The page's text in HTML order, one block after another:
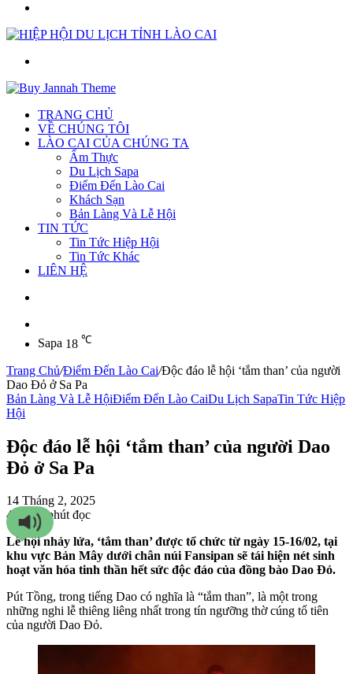
TRANG CHỦ
VỀ CHÚNG TÔI
LÀO CAI CỦA CHÚNG TA
Ẩm Thực
Du Lịch Sapa
Điểm Đến Lào Cai
Khách Sạn
Bản Làng Và Lễ Hội
TIN TỨC
Tin Tức Hiệp Hội
Tin Tức Khác
LIÊN HỆ
Sapa 18 ℃
Trang Chủ/Điểm Đến Lào Cai/Độc đáo lễ hội ‘tắm than’ của người
Dao Đỏ ở Sa Pa
Bản Làng Và Lễ HộiĐiểm Đến Lào CaiDu Lịch SapaTin Tức Hiệp
Hội
Độc đáo lễ hội ‘tắm than’ của người Dao
Đỏ ở Sa Pa
14 Tháng 2, 2025
4
1672 phút đọc
Lễ hội nhảy lửa, ‘tắm than’ được tổ chức từ ngày 15-16/02, tại
khu vực Bản Mây dưới chân núi Fansipan sẽ tái hiện nét sinh
hoạt văn hóa tinh thần hết sức độc đáo của đồng bào Dao Đỏ.
Pút Tồng, trong tiếng Dao có nghĩa là “tắm than”, là một trong
những nghi lễ thiêng liêng nhất trong tín ngưỡng thờ cúng tổ tiên
của người Dao Đỏ.